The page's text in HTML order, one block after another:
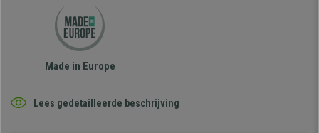
Made in Europe
Lees gedetailleerde beschrijving